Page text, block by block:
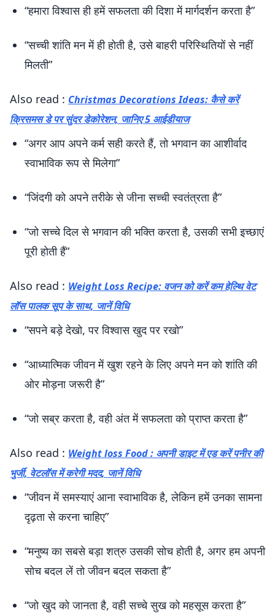
“हमारा विश्वास ही हमें सफलता की दिशा में मार्गदर्शन करता है”
“सच्ची शांति मन में ही होती है, उसे बाहरी परिस्थितियों से नहीं
मिलती”
Also read : Christmas Decorations Ideas: कैसे करें
क्रिसमस डे पर सुंदर डेकोरेशन, जानिए 5 आईडीयाज
“अगर आप अपने कर्म सही करते हैं, तो भगवान का आशीर्वाद
स्वाभाविक रूप से मिलेगा”
“जिंदगी को अपने तरीके से जीना सच्ची स्वतंत्रता है”
“जो सच्चे दिल से भगवान की भक्ति करता है, उसकी सभी इच्छाएं
पूरी होती हैं”
Also read : Weight Loss Recipe: वजन को करें कम हेल्थि वेट
लॉस पालक सूप के साथ, जानें विधि
“सपने बड़े देखो, पर विश्वास खुद पर रखो”
“आध्यात्मिक जीवन में खुश रहने के लिए अपने मन को शांति की
ओर मोड़ना जरूरी है”
“जो सब्र करता है, वही अंत में सफलता को प्राप्त करता है”
Also read : Weight loss Food : अपनी डाइट में एड करें पनीर की
भुर्जी, वेटलॉस में करेगी मदद, जानें विधि
“जीवन में समस्याएं आना स्वाभाविक है, लेकिन हमें उनका सामना
दृढ़ता से करना चाहिए”
“मनुष्य का सबसे बड़ा शत्रु उसकी सोच होती है, अगर हम अपनी
सोच बदल लें तो जीवन बदल सकता है”
“जो खुद को जानता है, वही सच्चे सुख को महसूस करता है”